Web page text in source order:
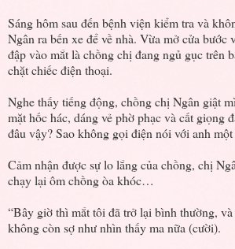
Sáng hôm sau đến bệnh viện kiểm tra và
Ngân ra bến xe để về nhà. Vừa mở cửa bước
đập vào mắt là chồng chị đang ngủ gục trên
chặt chiếc điện thoại.
Nghe thấy tiếng động, chồng chị Ngân giật
mặt hốc hác, dáng vẻ phờ phạc và cất giọng
đâu vậy? Sao không gọi điện nói với anh một
Cảm nhận được sự lo lắng của chồng, chị
chạy lại ôm chồng òa khóc…
“Bây giờ thì mắt tôi đã trở lại bình thường,
không còn sợ như nhìn thấy ma nữa (cười).